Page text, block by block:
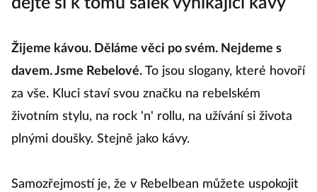
Žijeme kávou. Děláme věci po svém. Nejdeme s
davem. Jsme Rebelové. To jsou slogany, které hovoří
za vše. Kluci staví svou značku na rebelském
životním stylu, na rock 'n' rollu, na užívání si života
plnými doušky. Stejně jako kávy.
Samozřejmostí je, že v Rebelbean můžete uspokojit